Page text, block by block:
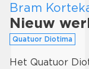
Bram
Nieuw
Quatuor Diotima
Het Quatuor